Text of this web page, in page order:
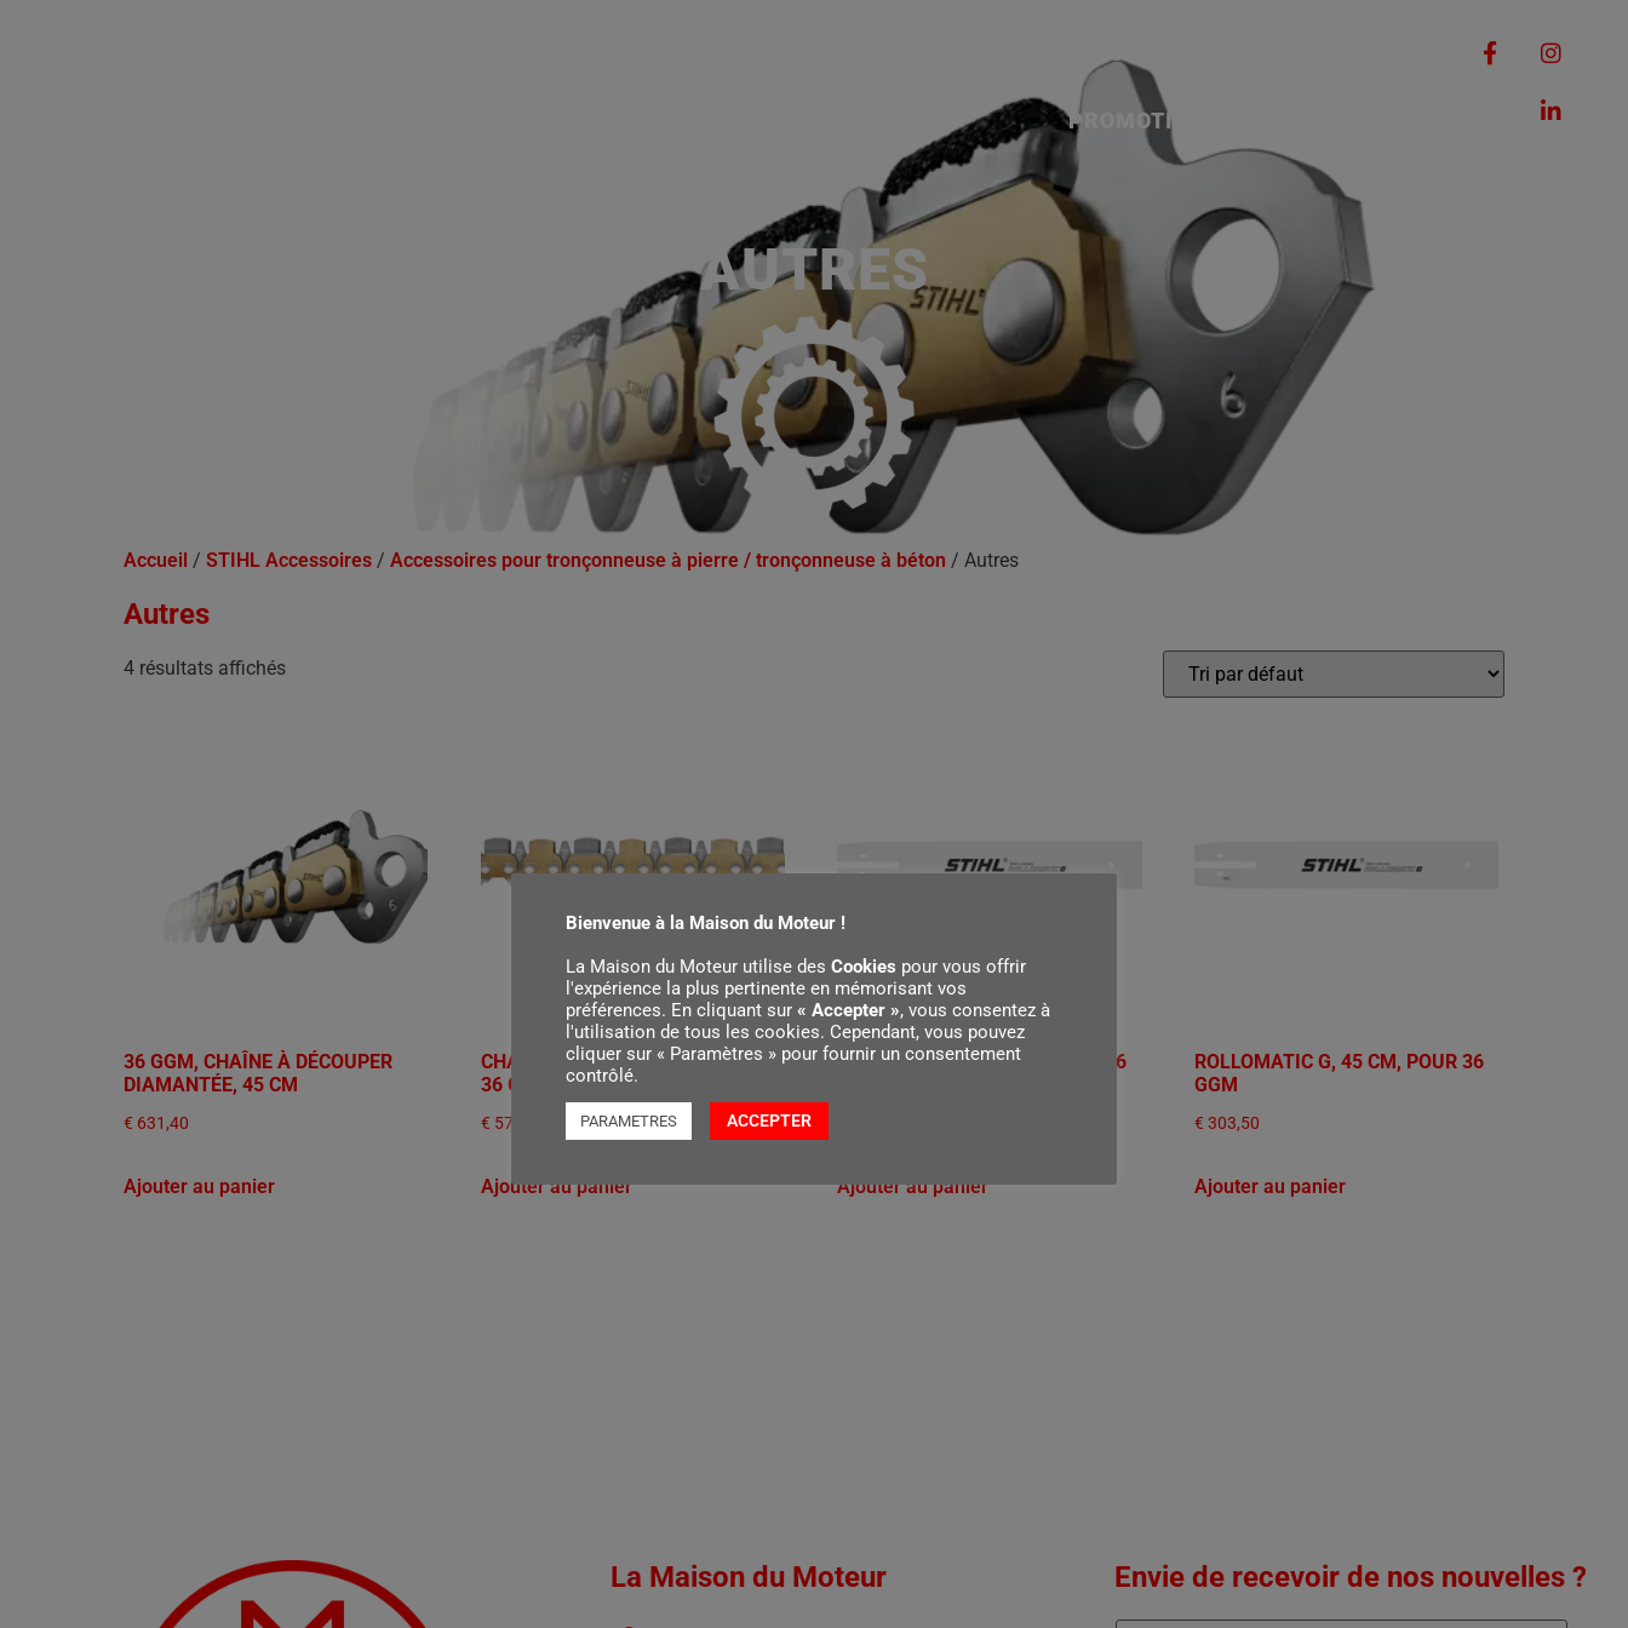
NOS MARQUES
PROMOTIONS
AUTRES
Accueil / STIHL Accessoires / Accessoires pour tronçonneuse à pierre / tronçonneuse à béton / Autres
Autres
4 résultats affichés
36 GGM, CHAÎNE À DÉCOUPER
DIAMANTÉE, 45 CM
€ 631,40
Ajouter au panier
CHAÎNE À DÉCOUPER DIAMANTÉE
36 GBM, 40 CM
€ 575,30
Ajouter au panier
ROLLOMATIC G, 40 CM, POUR 36
Ajouter au panier
ROLLOMATIC G, 45 CM, POUR 36
GGM
€ 303,50
Ajouter au panier
La Maison du Moteur Envie de recevoir de nos nouvelles ?
Bienvenue à la Maison du Moteur !
La Maison du Moteur utilise des Cookies pour vous offrir
l'expérience la plus pertinente en mémorisant vos
préférences. En cliquant sur « Accepter », vous consentez à
l'utilisation de tous les cookies. Cependant, vous pouvez
cliquer sur « Paramètres » pour fournir un consentement
contrôlé.
PARAMETRES ACCEPTER